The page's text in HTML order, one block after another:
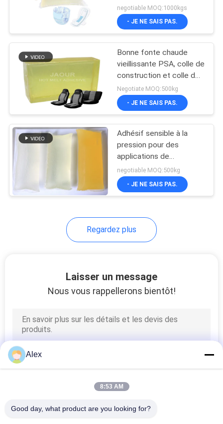
Adhésif en
caoutchouc de
fonte chaude
Fonte chaude PSA
Colle chaude de
Adhésif chaud de
fonte de polyoléfine
couches-culottes et des
protections de bébé
negotiable MOQ:1000kgs
- JE NE SAIS PAS.
Bonne fonte chaude
vieillissante PSA, colle de
construction et colle de
construction
Negotiate MOQ:500kg
- JE NE SAIS PAS.
Adhésif sensible à la
pression pour des
applications de
construcion de couche-
culotte et de serviettes
hygiéniques
negotiable MOQ:500kg
- JE NE SAIS PAS.
Regardez plus
Laisser un message
Nous vous rappellerons bientôt!
Alex
8:53 AM
Good day, what product are you looking for?